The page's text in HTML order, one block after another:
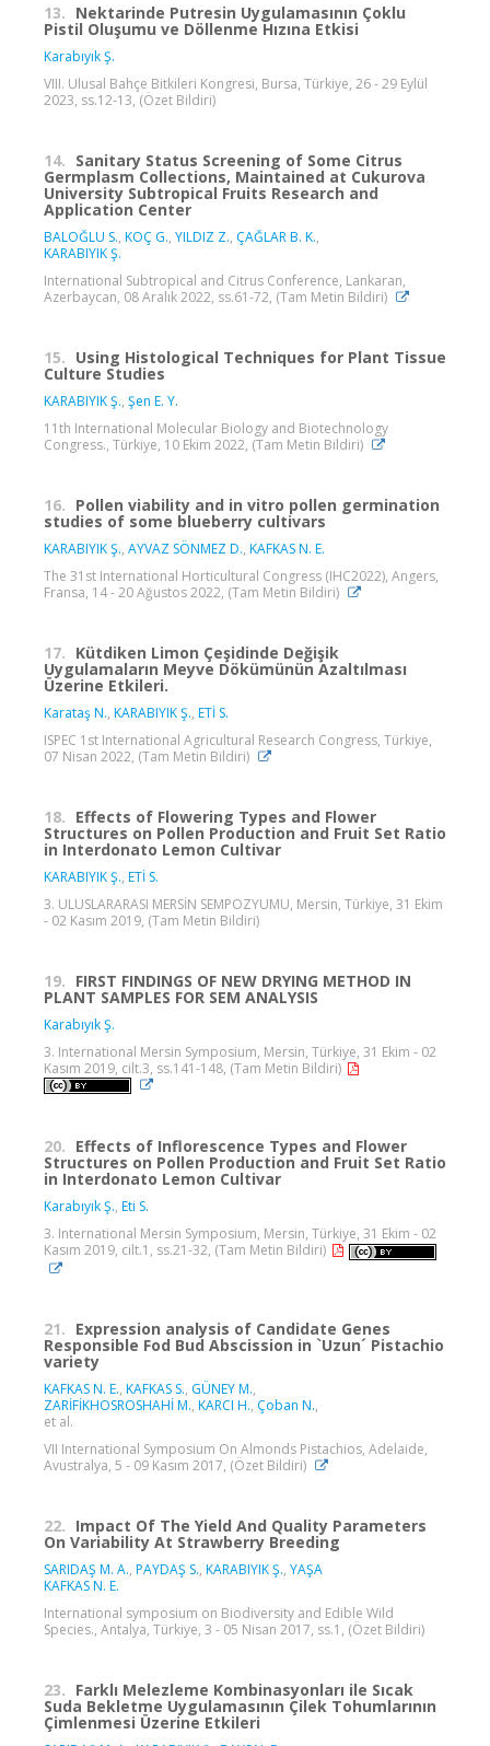
13. Nektarinde Putresin Uygulamasının Çoklu
Pistil Oluşumu ve Döllenme Hızına Etkisi
Karabıyık Ş.
VIII. Ulusal Bahçe Bitkileri Kongresi, Bursa, Türkiye, 26 - 29 Eylül
2023, ss.12-13, (Özet Bildiri)
14. Sanitary Status Screening of Some Citrus
Germplasm Collections, Maintained at Cukurova
University Subtropical Fruits Research and
Application Center
BALOĞLU S., KOÇ G., YILDIZ Z., ÇAĞLAR B. K.,
KARABIYIK Ş.
International Subtropical and Citrus Conference, Lankaran,
Azerbaycan, 08 Aralık 2022, ss.61-72, (Tam Metin Bildiri)
15. Using Histological Techniques for Plant Tissue
Culture Studies
KARABIYIK Ş., Şen E. Y.
11th International Molecular Biology and Biotechnology
Congress., Türkiye, 10 Ekim 2022, (Tam Metin Bildiri)
16. Pollen viability and in vitro pollen germination
studies of some blueberry cultivars
KARABIYIK Ş., AYVAZ SÖNMEZ D., KAFKAS N. E.
The 31st International Horticultural Congress (IHC2022), Angers,
Fransa, 14 - 20 Ağustos 2022, (Tam Metin Bildiri)
17. Kütdiken Limon Çeşidinde Değişik
Uygulamaların Meyve Dökümünün Azaltılması
Üzerine Etkileri.
Karataş N., KARABIYIK Ş., ETİ S.
ISPEC 1st International Agricultural Research Congress, Türkiye,
07 Nisan 2022, (Tam Metin Bildiri)
18. Effects of Flowering Types and Flower
Structures on Pollen Production and Fruit Set Ratio
in Interdonato Lemon Cultivar
KARABIYIK Ş., ETİ S.
3. ULUSLARARASI MERSİN SEMPOZYUMU, Mersin, Türkiye, 31 Ekim
- 02 Kasım 2019, (Tam Metin Bildiri)
19. FIRST FINDINGS OF NEW DRYING METHOD IN
PLANT SAMPLES FOR SEM ANALYSIS
Karabıyık Ş.
3. International Mersin Symposium, Mersin, Türkiye, 31 Ekim - 02
Kasım 2019, cilt.3, ss.141-148, (Tam Metin Bildiri)
20. Effects of Inflorescence Types and Flower
Structures on Pollen Production and Fruit Set Ratio
in Interdonato Lemon Cultivar
Karabıyık Ş., Eti S.
3. International Mersin Symposium, Mersin, Türkiye, 31 Ekim - 02
Kasım 2019, cilt.1, ss.21-32, (Tam Metin Bildiri)
21. Expression analysis of Candidate Genes
Responsible Fod Bud Abscission in `Uzun´ Pistachio
variety
KAFKAS N. E., KAFKAS S., GÜNEY M.,
ZARİFİKHOSROSHAHİ M., KARCI H., Çoban N.,
et al.
VII International Symposium On Almonds Pistachios, Adelaide,
Avustralya, 5 - 09 Kasım 2017, (Özet Bildiri)
22. Impact Of The Yield And Quality Parameters
On Variability At Strawberry Breeding
SARIDAŞ M. A., PAYDAŞ S., KARABIYIK Ş., YAŞA
KAFKAS N. E.
International symposium on Biodiversity and Edible Wild
Species., Antalya, Türkiye, 3 - 05 Nisan 2017, ss.1, (Özet Bildiri)
23. Farklı Melezleme Kombinasyonları ile Sıcak
Suda Bekletme Uygulamasının Çilek Tohumlarının
Çimlenmesi Üzerine Etkileri